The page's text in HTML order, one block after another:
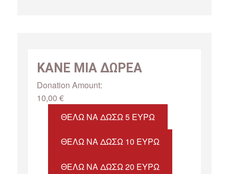
ΚΑΝΕ ΜΙΑ ΔΩΡΕΑ
Donation Amount:
10,00 €
ΘΈΛΩ ΝΑ ΔΏΣΩ 5 ΕΥΡΏ
ΘΈΛΩ ΝΑ ΔΏΣΩ 10 ΕΥΡΏ
ΘΈΛΩ ΝΑ ΔΏΣΩ 20 ΕΥΡΏ